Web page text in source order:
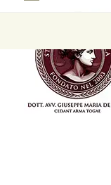
menu
menu